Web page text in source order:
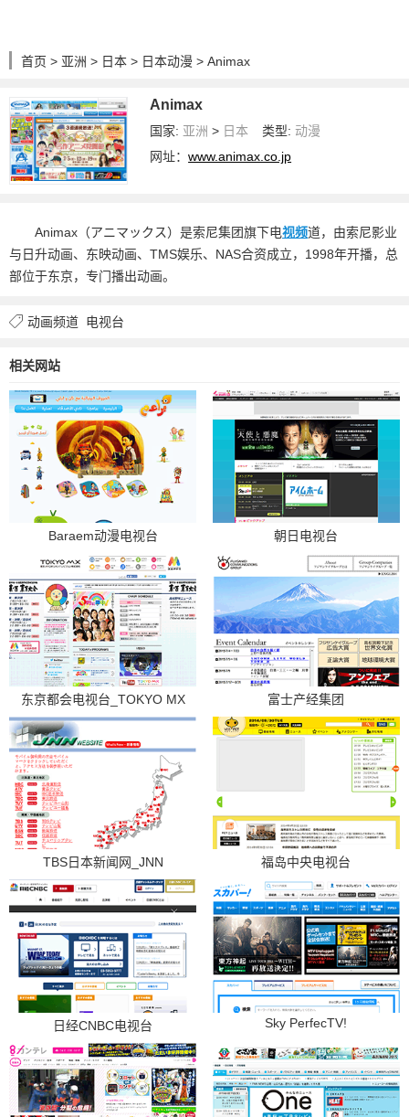
首页 > 亚洲 > 日本 > 日本动漫 > Animax
Animax
国家: 亚洲 > 日本 类型: 动漫
网址：www.animax.co.jp
Animax（アニマックス）是索尼集团旗下电视频道，由索尼影业
与日升动画、东映动画、TMS娱乐、NAS合资成立，1998年开播，总
部位于东京，专门播出动画。
动画频道 电视台
相关网站
Baraem动漫电视台 朝日电视台
东京都会电视台_TOKYO MX 富士产经集团
TBS日本新闻网_JNN 福岛中央电视台
日经CNBC电视台 Sky PerfecTV!